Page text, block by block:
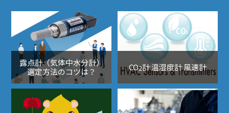
露点計（気体中水分計）
選定方法のコツは？
CO2計 温湿度計 風速計